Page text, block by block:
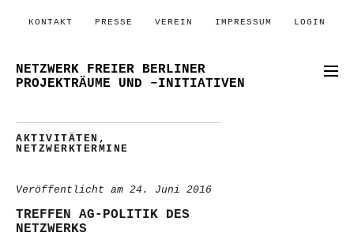
KONTAKT PRESSE VEREIN IMPRESSUM LOGIN
NETZWERK FREIER BERLINER
PROJEKTRÄUME UND –INITIATIVEN
AKTIVITÄTEN ,
NETZWERKTERMINE
Veröffentlicht am 24. Juni 2016
TREFFEN AG-POLITIK DES
NETZWERKS